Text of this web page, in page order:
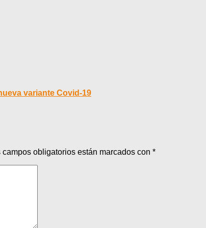
variante Covid-19
campos obligatorios están marcados con *